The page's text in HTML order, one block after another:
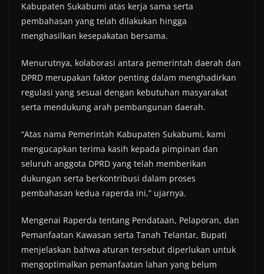
Kabupaten Sukabumi atas kerja sama serta
pembahasan yang telah dilakukan hingga
menghasilkan kesepakatan bersama.
Menurutnya, kolaborasi antara pemerintah daerah dan
DPRD merupakan faktor penting dalam menghadirkan
regulasi yang sesuai dengan kebutuhan masyarakat
serta mendukung arah pembangunan daerah.
“Atas nama Pemerintah Kabupaten Sukabumi, kami
mengucapkan terima kasih kepada pimpinan dan
seluruh anggota DPRD yang telah memberikan
dukungan serta berkontribusi dalam proses
pembahasan kedua raperda ini,” ujarnya.
Mengenai Raperda tentang Pendataan, Pelaporan, dan
Pemanfaatan Kawasan serta Tanah Telantar, Bupati
menjelaskan bahwa aturan tersebut diperlukan untuk
mengoptimalkan pemanfaatan lahan yang belum